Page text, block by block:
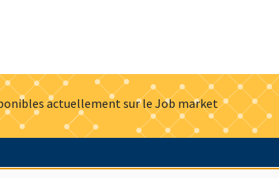
actuellement sur le Job market
Mentions légales Gestion des cookies